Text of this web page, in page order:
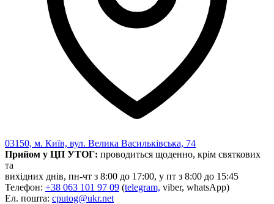
03150, м. Київ, вул. Велика Васильківська, 74
Прийом у ЦП УТОГ: проводиться щоденно, крім святкових
та
вихідних днів, пн-чт з 8:00 до 17:00, у пт з 8:00 до 15:45
Телефон: +38 063 101 97 09 (telegram, viber, whatsApp)
Ел. пошта: cputog@ukr.net